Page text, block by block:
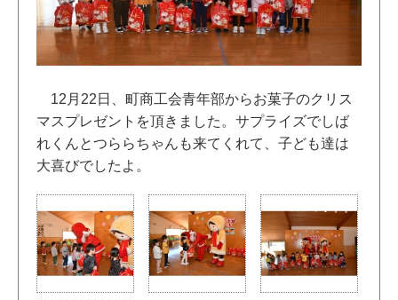
12月22日、町商工会青年部からお菓子のクリス
マスプレゼントを頂きました。サプライズでしば
れくんとつららちゃんも来てくれて、子ども達は
大喜びでしたよ。